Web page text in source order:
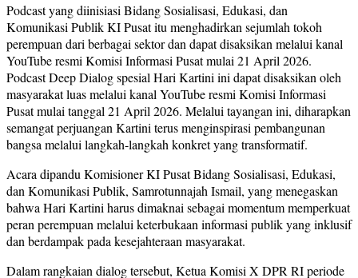
Podcast yang diinisiasi Bidang Sosialisasi, Edukasi, dan
Komunikasi Publik KI Pusat itu menghadirkan sejumlah tokoh
perempuan dari berbagai sektor dan dapat disaksikan melalui kanal
YouTube resmi Komisi Informasi Pusat mulai 21 April 2026.
Podcast Deep Dialog spesial Hari Kartini ini dapat disaksikan oleh
masyarakat luas melalui kanal YouTube resmi Komisi Informasi
Pusat mulai tanggal 21 April 2026. Melalui tayangan ini, diharapkan
semangat perjuangan Kartini terus menginspirasi pembangunan
bangsa melalui langkah-langkah konkret yang transformatif.
Acara dipandu Komisioner KI Pusat Bidang Sosialisasi, Edukasi,
dan Komunikasi Publik, Samrotunnajah Ismail, yang menegaskan
bahwa Hari Kartini harus dimaknai sebagai momentum memperkuat
peran perempuan melalui keterbukaan informasi publik yang inklusif
dan berdampak pada kesejahteraan masyarakat.
Dalam rangkaian dialog tersebut, Ketua Komisi X DPR RI periode